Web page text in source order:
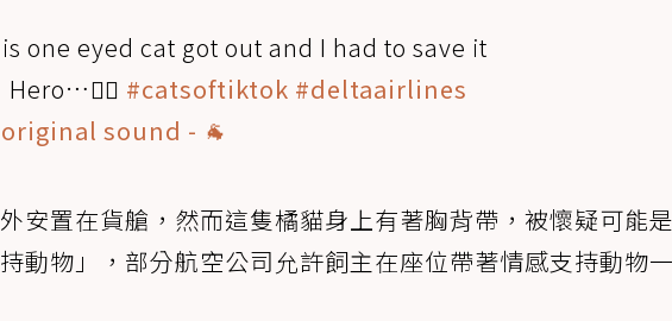
one eyed cat got out and I had to save it
#catsoftiktok #deltaairlines
sound - 🐐
安置在貨艙，然而這隻橘貓身上有著胸背帶，被懷疑可能
動物」，部分航空公司允許飼主在座位帶著情感支持動物